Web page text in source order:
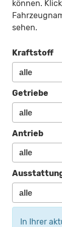
können.
sehen.
Kraftstoff
Getriebe
Antrieb
In Ihrer